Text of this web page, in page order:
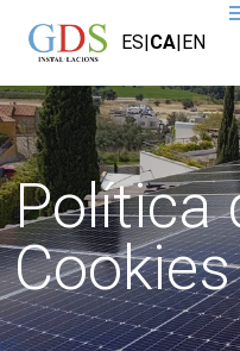
ES|CA|EN
Política
Cookies